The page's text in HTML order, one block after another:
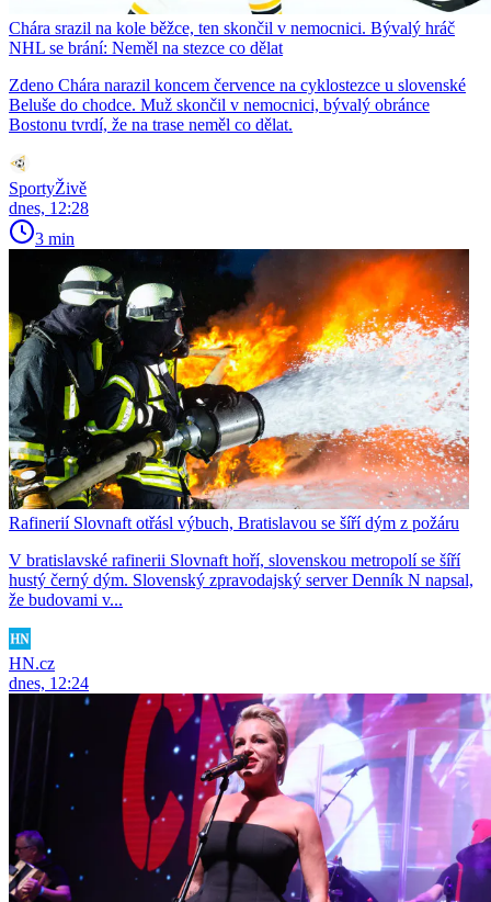
Chára srazil na kole běžce, ten skončil v nemocnici. Bývalý hráč
NHL se brání: Neměl na stezce co dělat
Zdeno Chára narazil koncem července na cyklostezce u slovenské
Beluše do chodce. Muž skončil v nemocnici, bývalý obránce
Bostonu tvrdí, že na trase neměl co dělat.
SportyŽivě
dnes, 12:28
3 min
Rafinerií Slovnaft otřásl výbuch, Bratislavou se šíří dým z požáru
V bratislavské rafinerii Slovnaft hoří, slovenskou metropolí se šíří
hustý černý dým. Slovenský zpravodajský server Denník N napsal,
že budovami v...
HN.cz
dnes, 12:24